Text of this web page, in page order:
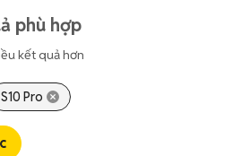
phù hợp
kết quả hơn
S10 Pro